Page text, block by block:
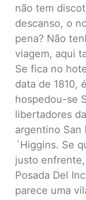
não tem
descanso, o
pena? Não
viagem, aqui
Se fica no
data de 1810,
hospedou-se
libertadores
argentino San
´Higgins. Se
justo
Posada Del
parece uma